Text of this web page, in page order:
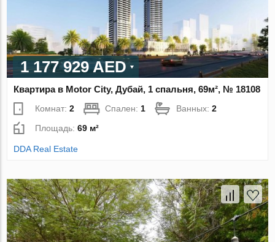
1 177 929 AED
Квартира в Motor City, Дубай, 1 спальня, 69м², № 18108
Комнат:2 Спален:1 Ванных:2
Площадь:69 м²
DDA Real Estate